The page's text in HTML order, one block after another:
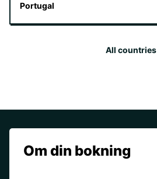
Portugal
All countries
Om din bokning